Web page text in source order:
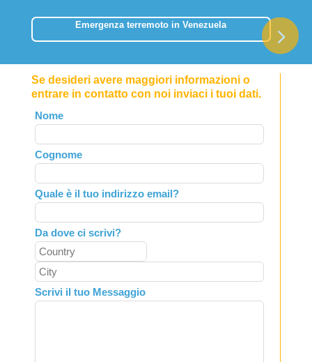
Emergenza terremoto in Venezuela
Se desideri avere maggiori informazioni o
entrare in contatto con noi inviaci i tuoi dati.
Leave
this
field
blank
Nome
Cognome
Quale è il tuo indirizzo email?
Da dove ci scrivi?
Scrivi il tuo Messaggio